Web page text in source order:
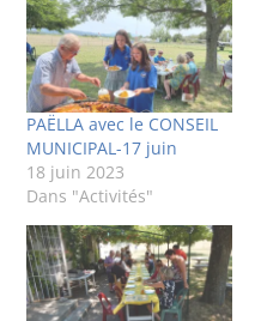
PAËLLA avec le CONSEIL
MUNICIPAL-17 juin
18 juin 2023
Dans "Activités"